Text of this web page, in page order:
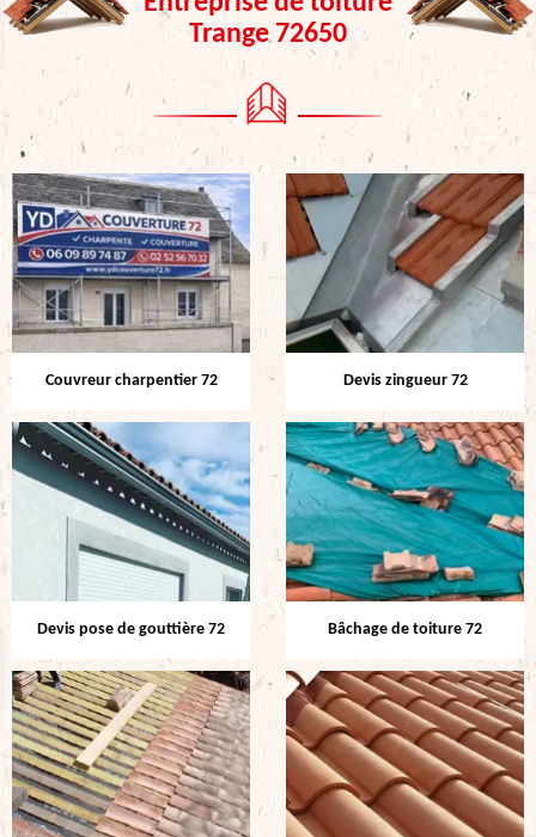
Trange 72650
Couvreur charpentier 72 Devis zingueur 72
Devis pose de gouttière 72 Bâchage de toiture 72